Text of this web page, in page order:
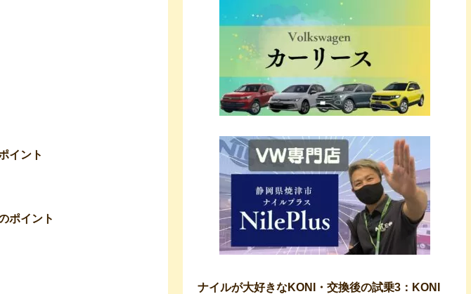
イント
ポイント
ナイルが大好きなKONI・交換後の試乗3：KONI